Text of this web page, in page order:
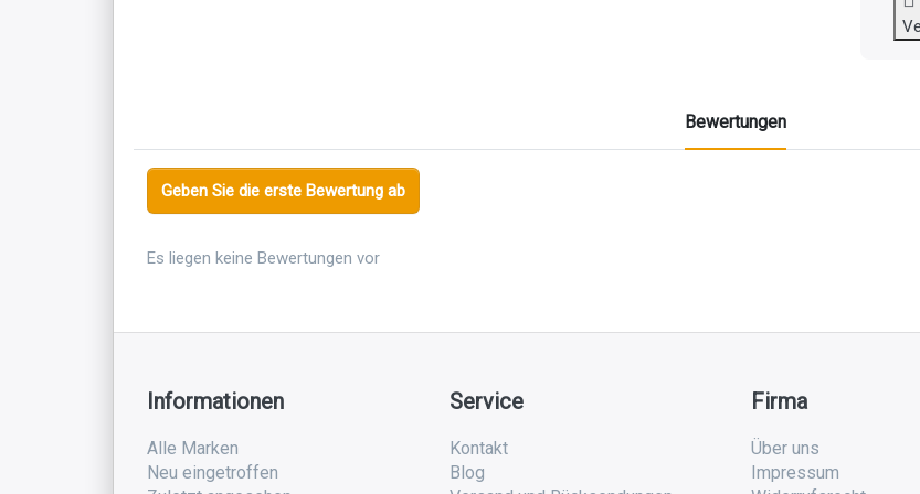
Bewertungen
Geben Sie die erste Bewertung ab
Es liegen keine Bewertungen vor
Informationen
Alle Marken
Neu eingetroffen
Service
Kontakt
Blog
Firma
Über uns
Impressum